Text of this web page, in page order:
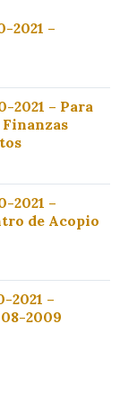
2021 –
2021 – Para
2021 –
de Acopio
2021 –
2009